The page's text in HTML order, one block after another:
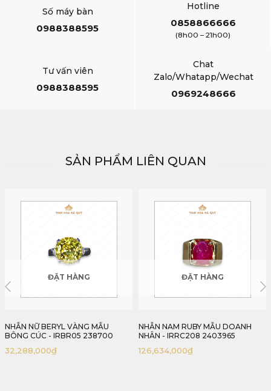
Số máy bàn
0988388595
Hotline
0858866666
(8h00 – 21h00)
Tư vấn viên
0988388595
Chat
Zalo/Whatapp/Wechat
0969248666
SẢN PHẨM LIÊN QUAN
ĐẶT HÀNG
NHẪN NAM RUBY MẪU DOANH
NHÂN - IRRC208 2403965
126,634,000₫
ĐẶT HÀNG
MẶT DÂY SPINEL TRÁI TIM - IRSI98
2404137
18,158,000₫